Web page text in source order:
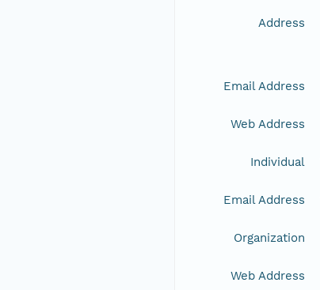
Address
Email Address
Web Address
Individual
Email Address
Organization
Web Address